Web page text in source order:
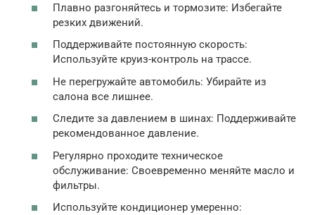
Плавно разгоняйтесь и тормозите: Избегайте
резких движений.
Поддерживайте постоянную скорость:
Используйте круиз-контроль на трассе.
Не перегружайте автомобиль: Убирайте из
салона все лишнее.
Следите за давлением в шинах: Поддерживайте
рекомендованное давление.
Регулярно проходите техническое
обслуживание: Своевременно меняйте масло и
фильтры.
Используйте кондиционер умеренно: